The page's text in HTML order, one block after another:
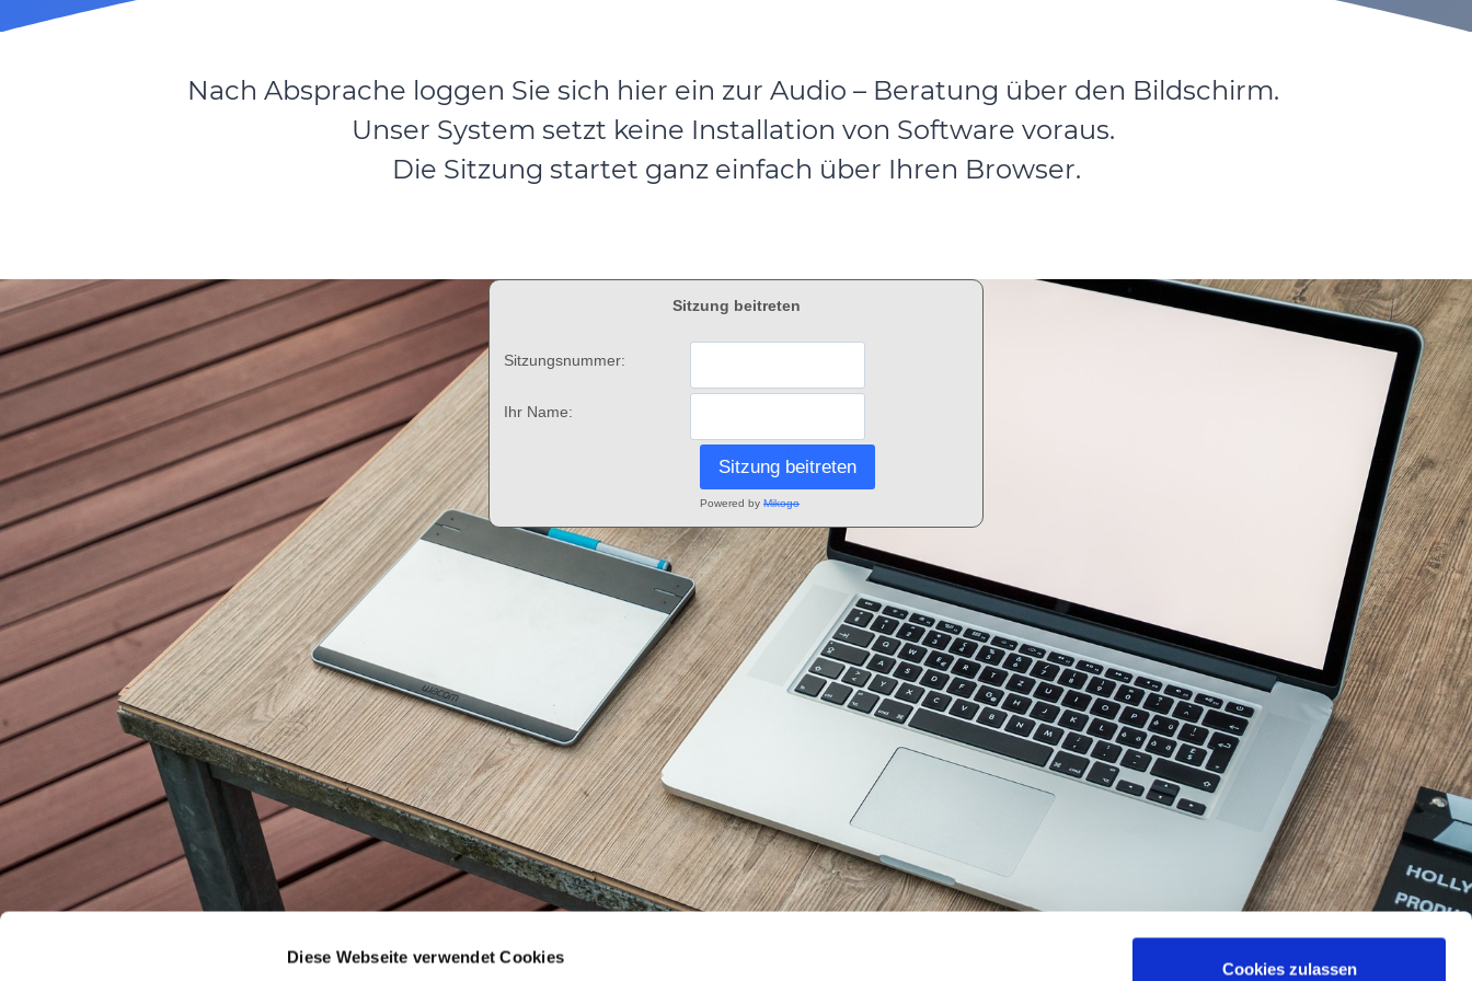
Diese Webseite verwendet Cookies
Cookies zulassen
Nach Absprache loggen Sie sich hier ein zur Audio – Beratung über den Bildschirm.
Unser System setzt keine Installation von Software voraus.
Die Sitzung startet ganz einfach über Ihren Browser.
Sitzung beitreten
Sitzungsnummer:
Ihr Name:
Powered by Mikogo